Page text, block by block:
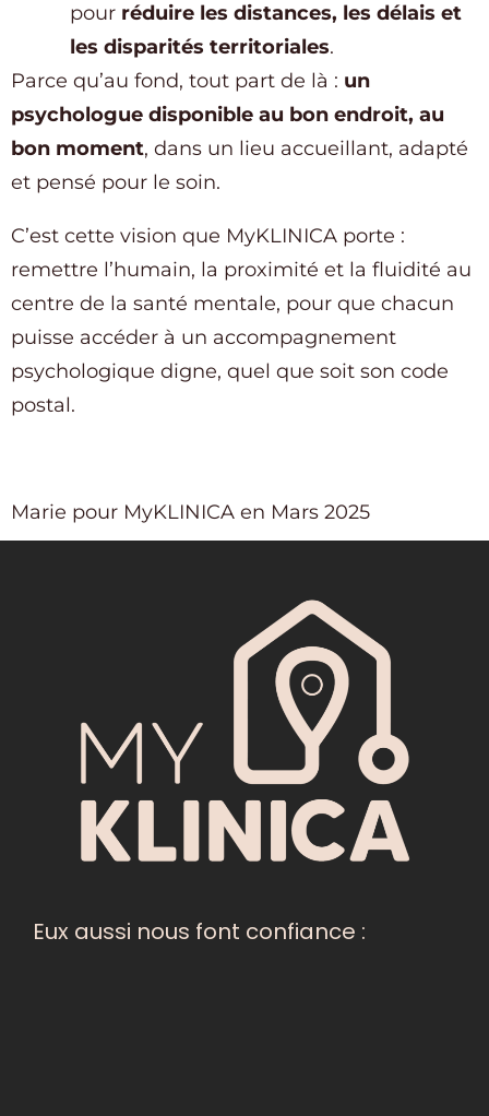
pour réduire les distances, les délais et
les disparités territoriales.
Parce qu’au fond, tout part de là : un
psychologue disponible au bon endroit, au
bon moment, dans un lieu accueillant, adapté
et pensé pour le soin.
C’est cette vision que MyKLINICA porte :
remettre l’humain, la proximité et la fluidité au
centre de la santé mentale, pour que chacun
puisse accéder à un accompagnement
psychologique digne, quel que soit son code
postal.
Marie pour MyKLINICA en Mars 2025
Eux aussi nous font confiance :